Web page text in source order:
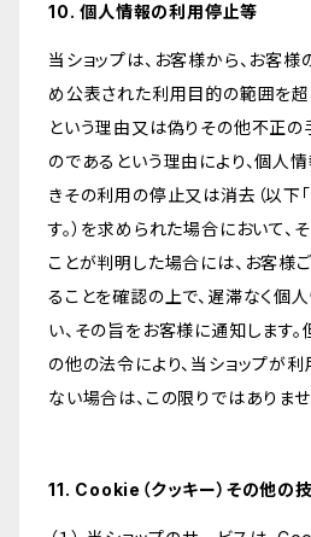
10. 個人情報の利用停止等
当ショップは、お客様から、お客
め公表された利用目的の範囲を
という理由又は偽りその他不正の
のであるという理由により、個人
きその利用の停止又は消去（以下
す。）を求められた場合において
ことが判明した場合には、お客様
ることを確認の上で、遅滞なく個
い、その旨をお客様に通知します
の他の法令により、当ショップが
ない場合は、この限りではありませ
11. Cookie（クッキー）その他の